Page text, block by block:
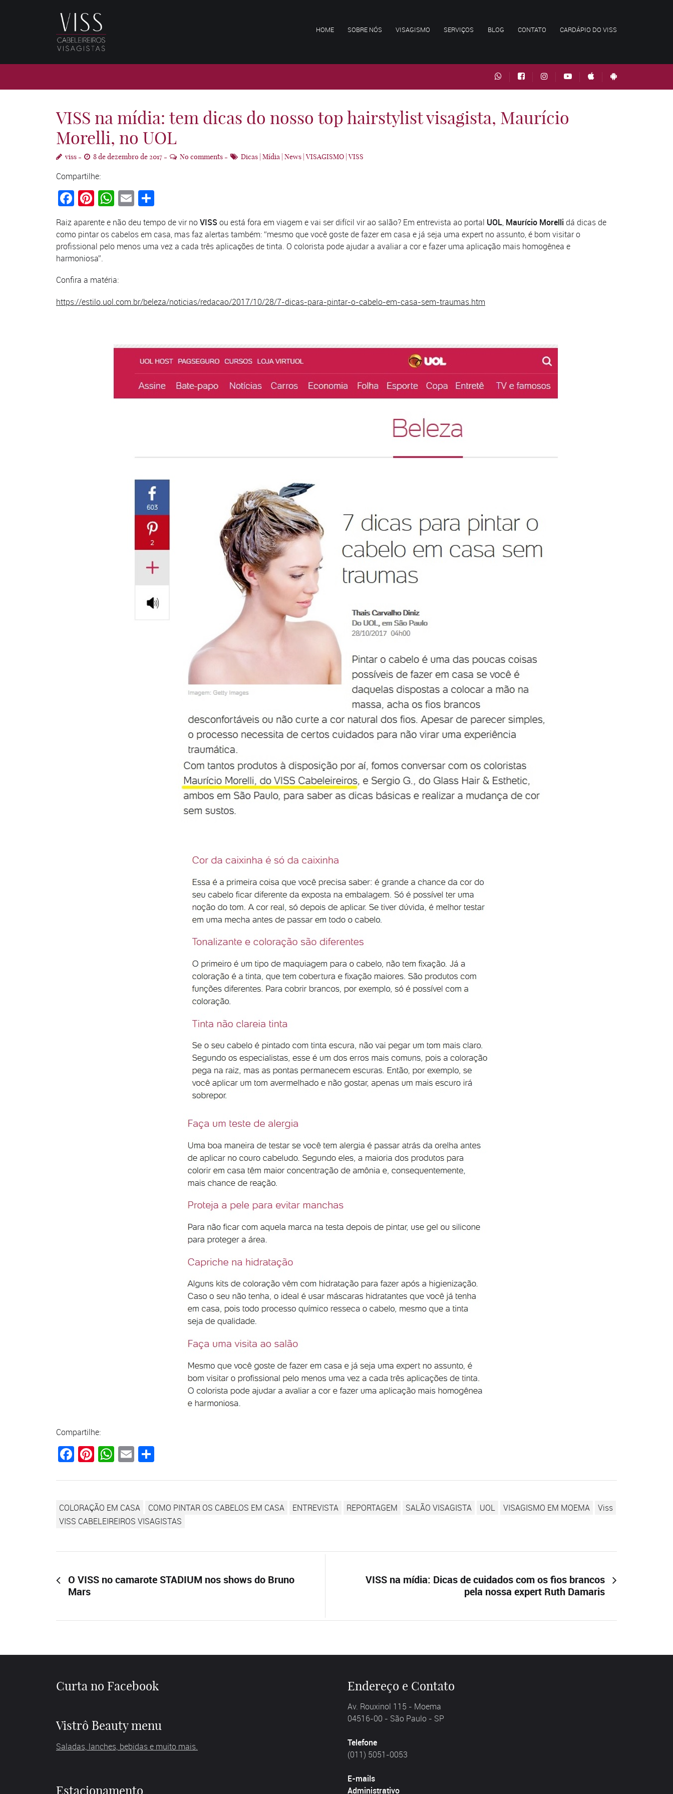
HOME SOBRE NÓS VISAGISMO SERVIÇOS BLOG CONTATO CARDÁPIO DO VISS
VISS na mídia: tem dicas do nosso top hairstylist visagista, Maurício
Morelli, no UOL
viss 8 de dezembro de 2017 No comments Dicas Mídia News VISAGISMO VISS
Compartilhe:
Facebook
Pinterest
WhatsApp
Email
Raiz aparente e não deu tempo de vir noVISS ou está fora em viagem e vai ser difícil vir ao salão? Em entrevista ao portal UOL, Maurício Morelli dá dicas de
como pintar os cabelos em casa, mas faz alertas também: “mesmo que você goste de fazer em casa e já seja uma expert no assunto, é bom visitar o
profissional pelo menos uma vez a cada três aplicações de tinta. O colorista pode ajudar a avaliar a cor e fazer uma aplicação mais homogênea e
harmoniosa”.
Confira a matéria:
https://estilo.uol.com.br/beleza/noticias/redacao/2017/10/28/7-dicas-para-pintar-o-cabelo-em-casa-sem-traumas.htm
Compartilhe:
Facebook
Pinterest
WhatsApp
Email
COLORAÇÃO EM CASA COMO PINTAR OS CABELOS EM CASA ENTREVISTA REPORTAGEM SALÃO VISAGISTA UOL VISAGISMO EM MOEMA
Viss
VISS CABELEIREIROS VISAGISTAS
O VISS no camarote STADIUM nos shows do Bruno
Mars
VISS na mídia: Dicas de cuidados com os fios brancos
pela nossa expert Ruth Damaris
Curta no Facebook
Vistrô Beauty menu
Saladas, lanches, bebidas e muito mais.
Estacionamento
Endereço e Contato
Av. Rouxinol 115 - Moema
04516-00 - São Paulo - SP
Telefone
(011) 5051-0053
E-mails
Administrativo